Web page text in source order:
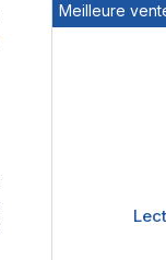
Meilleure